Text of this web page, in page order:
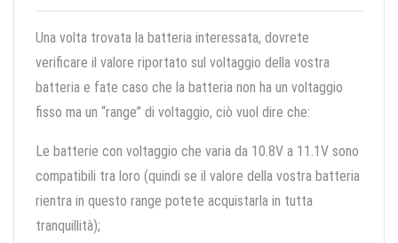
Una volta trovata la batteria interessata, dovrete
verificare il valore riportato sul voltaggio della vostra
batteria e fate caso che la batteria non ha un voltaggio
fisso ma un “range” di voltaggio, ciò vuol dire che:
Le batterie con voltaggio che varia da 10.8V a 11.1V sono
compatibili tra loro (quindi se il valore della vostra batteria
rientra in questo range potete acquistarla in tutta
tranquillità);